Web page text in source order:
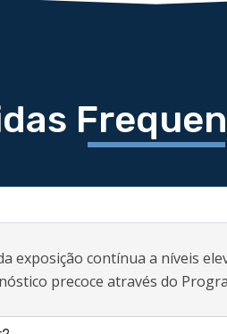
exposição contínua a níveis
precoce através do